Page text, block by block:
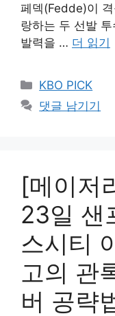
페덱(Fedde)이
랑하는 두 선발
발력을 … 더 읽기
카
테
고
KBO PICK
댓글 남기기
[메이저
23일 샌
스시티
고의 관
버 공략